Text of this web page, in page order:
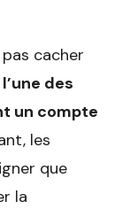
cacher
des
un compte
les
que
la